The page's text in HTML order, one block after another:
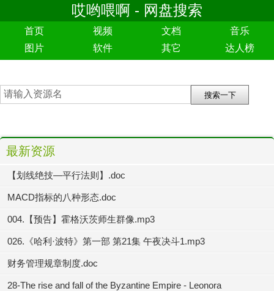
哎哟喂啊 - 网盘搜索
首页 视频 文档
音乐
图片
软件 其它 达人榜
最新资源
【划线绝技—平行法则】.doc
MACD指标的八种形态.doc
004.【预告】霍格沃茨师生群像.mp3
026.《哈利·波特》第一部 第21集 午夜决斗1.mp3
财务管理规章制度.doc
28-The rise and fall of the Byzantine Empire - Leonora